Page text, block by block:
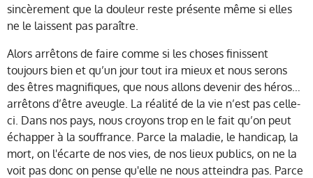
sincèrement que la douleur reste présente même si elles
ne le laissent pas paraître.
Alors arrêtons de faire comme si les choses finissent
toujours bien et qu’un jour tout ira mieux et nous serons
des êtres magnifiques, que nous allons devenir des héros…
arrêtons d’être aveugle. La réalité de la vie n’est pas celle-
ci. Dans nos pays, nous croyons trop en le fait qu’on peut
échapper à la souffrance. Parce la maladie, le handicap, la
mort, on l'écarte de nos vies, de nos lieux publics, on ne la
voit pas donc on pense qu'elle ne nous atteindra pas. Parce